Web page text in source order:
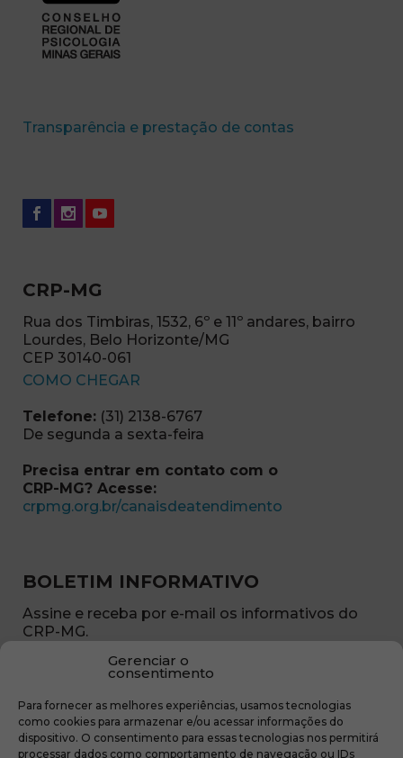
Gerenciar o
consentimento
Para fornecer as melhores experiências, usamos tecnologias
como cookies para armazenar e/ou acessar informações do
dispositivo. O consentimento para essas tecnologias nos permitirá
processar dados como comportamento de navegação ou IDs
Transparência e prestação de contas
CRP-MG
Rua dos Timbiras, 1532, 6º e 11º andares, bairro
Lourdes, Belo Horizonte/MG
CEP 30140-061
COMO CHEGAR
Telefone: (31) 2138-6767
De segunda a sexta-feira
Precisa entrar em contato com o
CRP-MG? Acesse:
crpmg.org.br/canaisdeatendimento
BOLETIM INFORMATIVO
Assine e receba por e-mail os informativos do
CRP-MG.
E-
mail
(obrigatório)